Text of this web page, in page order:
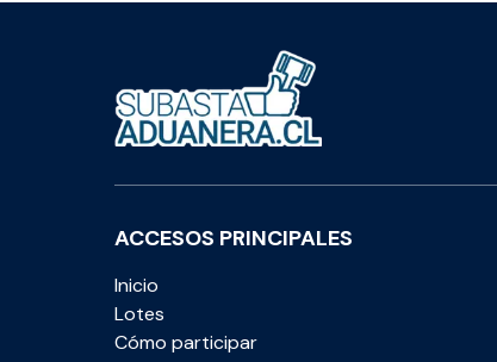
ACCESOS PRINCIPALES
Inicio
Lotes
Cómo participar